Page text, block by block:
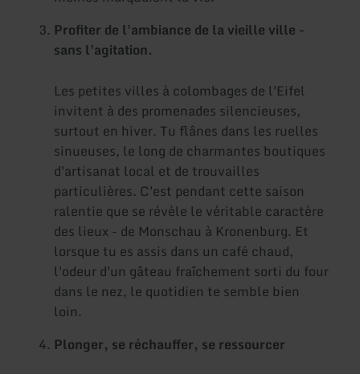
Profiter de l'ambiance de la vieille ville -
sans l'agitation.
Les petites villes à colombages de l'Eifel
invitent à des promenades silencieuses,
surtout en hiver. Tu flânes dans les ruelles
sinueuses, le long de charmantes boutiques
d'artisanat local et de trouvailles
particulières. C'est pendant cette saison
ralentie que se révèle le véritable caractère
des lieux - de Monschau à Kronenburg. Et
lorsque tu es assis dans un café chaud,
l'odeur d'un gâteau fraîchement sorti du four
dans le nez, le quotidien te semble bien
loin.
Plonger, se réchauffer, se ressourcer